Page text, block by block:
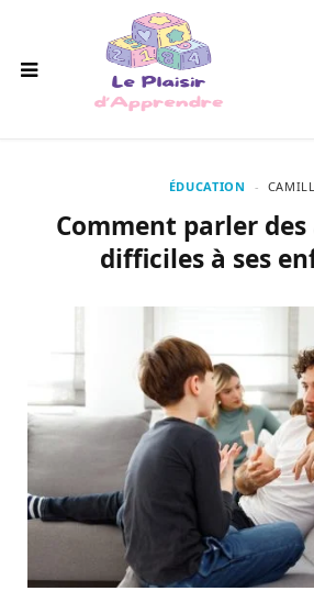
ÉDUCATION
Comment parler
difficiles à ses